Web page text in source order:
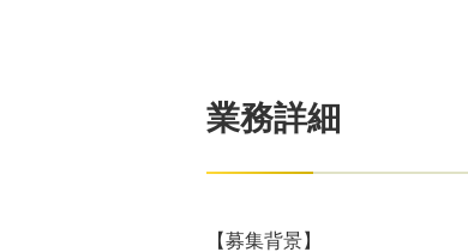
業務詳細
【募集背景】